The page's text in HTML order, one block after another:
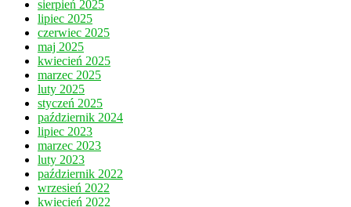
sierpień 2025
lipiec 2025
czerwiec 2025
maj 2025
kwiecień 2025
marzec 2025
luty 2025
styczeń 2025
październik 2024
lipiec 2023
marzec 2023
luty 2023
październik 2022
wrzesień 2022
kwiecień 2022